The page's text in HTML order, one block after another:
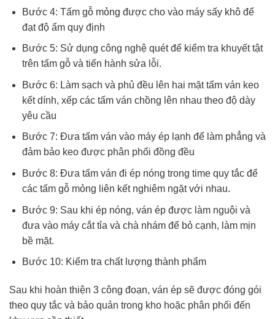
Bước 4: Tấm gỗ mỏng được cho vào máy sấy khô để
đạt độ ẩm quy định
Bước 5: Sử dụng công nghệ quét để kiểm tra khuyết tật
trên tấm gỗ và tiến hành sửa lỗi.
Bước 6: Làm sạch và phủ đều lên hai mặt tấm ván keo
kết dính, xếp các tấm ván chồng lên nhau theo độ dày
yêu cầu
Bước 7: Đưa tấm ván vào máy ép lạnh để làm phẳng và
đảm bảo keo được phân phối đồng đều
Bước 8: Đưa tấm ván đi ép nóng trong time quy tắc để
các tấm gỗ mỏng liên kết nghiêm ngặt với nhau.
Bước 9: Sau khi ép nóng, ván ép được làm nguội và
đưa vào máy cắt tỉa và chà nhám để bỏ cạnh, làm mịn
bề mặt.
Bước 10: Kiểm tra chất lượng thành phẩm
Sau khi hoàn thiện 3 công đoạn, ván ép sẽ được đóng gói
theo quy tắc và bảo quản trong kho hoặc phân phối đến